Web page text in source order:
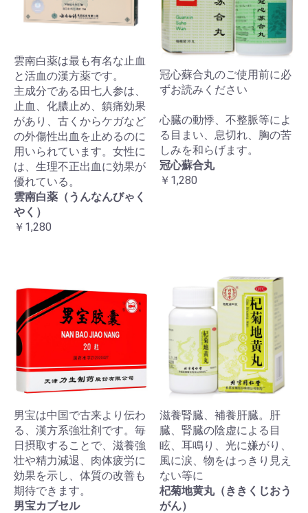
雲南白薬は最も有名な止血
と活血の漢方薬です。
主成分である田七人参は、
止血、化膿止め、鎮痛効果
があり、古くからケガなど
の外傷性出血を止めるのに
用いられています。女性に
は、生理不正出血に効果が
優れている。
雲南白薬（うんなんびゃく
やく）
￥1,280
冠心蘇合丸のご使用前に必
ずお読みください
心臓の動悸、不整脈等によ
る目まい、息切れ、胸の苦
しみを和らげます。
冠心蘇合丸
￥1,280
男宝は中国で古来より伝わ
る、漢方系強壮剤です。毎
日摂取することで、滋養強
壮や精力減退、肉体疲労に
効果を示し、体質の改善も
期待できます。
男宝カブセル
滋養腎臓、補養肝臓。肝
臓、腎臓の陰虚による目
眩、耳鳴り、光に嫌がり、
風に涙、物をはっきり見え
ない等に
杞菊地黄丸（ききくじおう
がん）